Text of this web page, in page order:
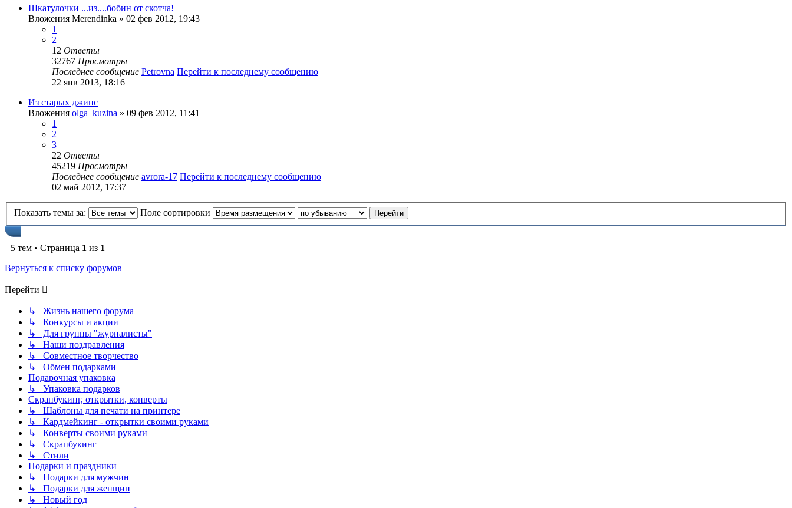
Шкатулочки ...из....бобин от скотча!
Вложения Merendinka » 02 фев 2012, 19:43
1
2
12 Ответы
32767 Просмотры
Последнее сообщение Petrovna Перейти к последнему сообщению
22 янв 2013, 18:16
Из старых джинс
Вложения olga_kuzina » 09 фев 2012, 11:41
1
2
3
22 Ответы
45219 Просмотры
Последнее сообщение avrora-17 Перейти к последнему сообщению
02 май 2012, 17:37
Показать темы за: Поле сортировки
5 тем • Страница 1 из 1
Вернуться к списку форумов
Перейти
↳ Жизнь нашего форума
↳ Конкурсы и акции
↳ Для группы "журналисты"
↳ Наши поздравления
↳ Совместное творчество
↳ Обмен подарками
Подарочная упаковка
↳ Упаковка подарков
Скрапбукинг, открытки, конверты
↳ Шаблоны для печати на принтере
↳ Кардмейкинг - открытки своими руками
↳ Конверты своими руками
↳ Скрапбукинг
↳ Стили
Подарки и праздники
↳ Подарки для мужчин
↳ Подарки для женщин
↳ Новый год